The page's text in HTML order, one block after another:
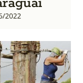
2022